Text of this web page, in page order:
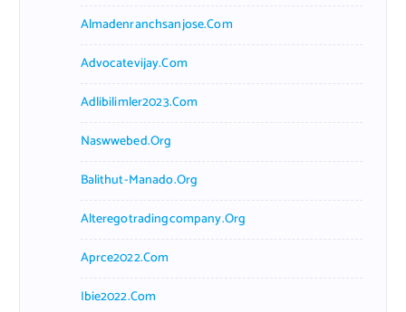
Almadenranchsanjose.com
Advocatevijay.com
Adlibilimler2023.com
Naswwebed.org
Balithut-Manado.org
Alteregotradingcompany.org
Aprce2022.com
Ibie2022.com